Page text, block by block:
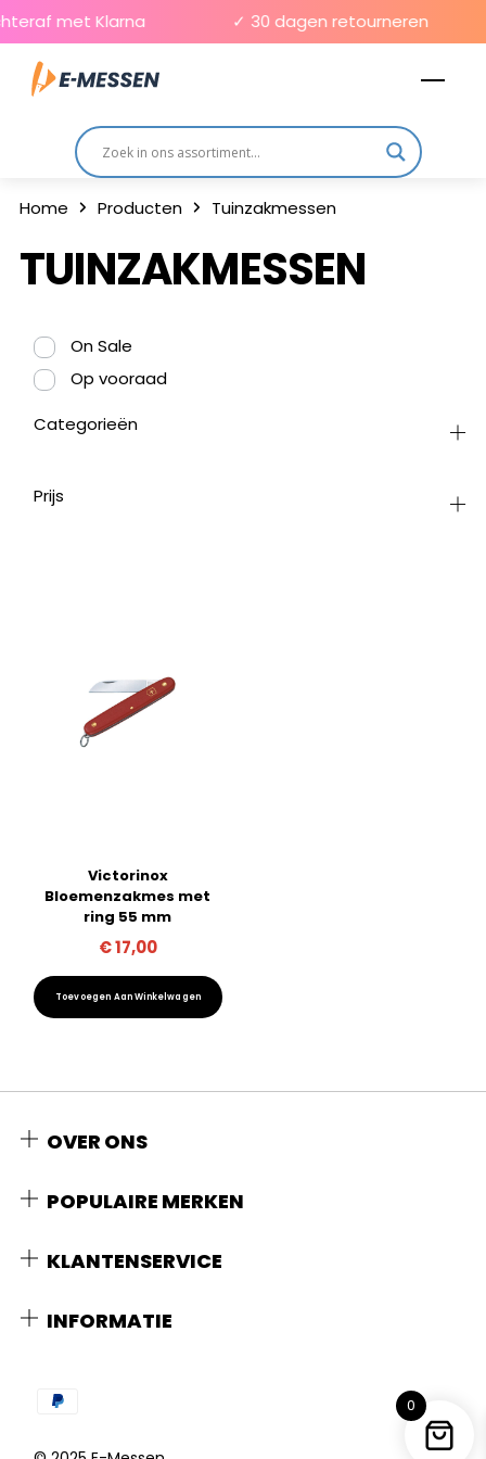
Skip
to
content
met Klarna ✓ 30 dagen retourneren
Home Producten Tuinzakmessen
TUINZAKMESSEN
On Sale
Op vooraad
Categorieën
Prijs
Victorinox
Bloemenzakmes met
ring 55 mm
€17,00
Toevoegen Aan Winkelwagen
OVER ONS
POPULAIRE MERKEN
KLANTENSERVICE
INFORMATIE
0